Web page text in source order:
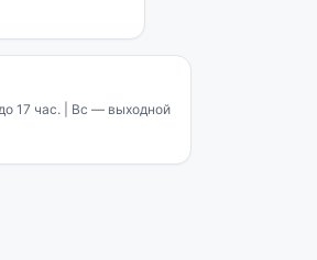
17 час. | Вс — выходной